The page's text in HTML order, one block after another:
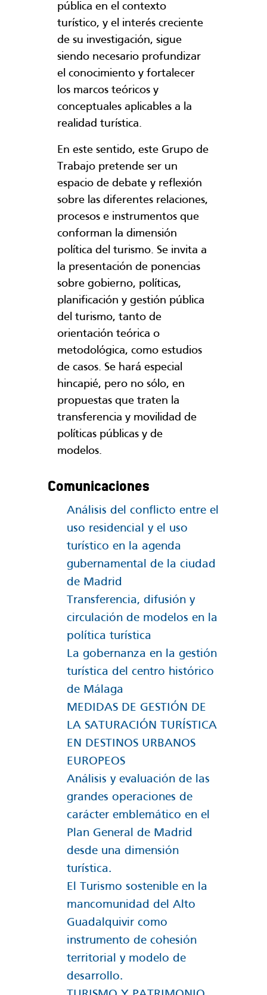
pública en el contexto
turístico, y el interés creciente
de su investigación, sigue
siendo necesario profundizar
el conocimiento y fortalecer
los marcos teóricos y
conceptuales aplicables a la
realidad turística.
En este sentido, este Grupo de
Trabajo pretende ser un
espacio de debate y reflexión
sobre las diferentes relaciones,
procesos e instrumentos que
conforman la dimensión
política del turismo. Se invita a
la presentación de ponencias
sobre gobierno, políticas,
planificación y gestión pública
del turismo, tanto de
orientación teórica o
metodológica, como estudios
de casos. Se hará especial
hincapié, pero no sólo, en
propuestas que traten la
transferencia y movilidad de
políticas públicas y de
modelos.
Comunicaciones
Análisis del conflicto entre el
uso residencial y el uso
turístico en la agenda
gubernamental de la ciudad
de Madrid
Transferencia, difusión y
circulación de modelos en la
política turística
La gobernanza en la gestión
turística del centro histórico
de Málaga
MEDIDAS DE GESTIÓN DE
LA SATURACIÓN TURÍSTICA
EN DESTINOS URBANOS
EUROPEOS
Análisis y evaluación de las
grandes operaciones de
carácter emblemático en el
Plan General de Madrid
desde una dimensión
turística.
El Turismo sostenible en la
mancomunidad del Alto
Guadalquivir como
instrumento de cohesión
territorial y modelo de
desarrollo.